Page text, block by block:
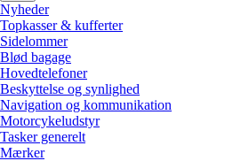
Nyheder
Topkasser & kufferter
Sidelommer
Blød bagage
Hovedtelefoner
Beskyttelse og synlighed
Navigation og kommunikation
Motorcykeludstyr
Tasker generelt
Mærker